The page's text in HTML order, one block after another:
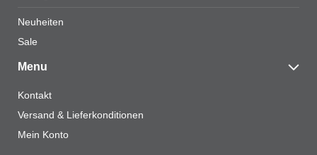
E-Mail
Name, E-Mail-Adresse und Website in diesem
Browser für meinen nächsten Kommentar speichern.
Neuheiten
Sale
Menu
Kontakt
Versand & Lieferkonditionen
Mein Konto